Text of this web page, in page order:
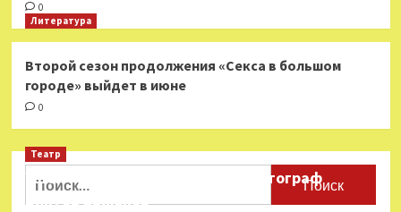
0
Литература
Второй сезон продолжения «Секса в большом
городе» выйдет в июне
0
Найти:
Театр
Ушёл из жизни театральный фотограф
Виктор Баженов